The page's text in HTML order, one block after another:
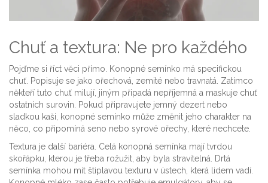
Chuť a textura: Ne pro každého
Pojďme si říct věci přímo. Konopné semínko má specifickou
chuť. Popisuje se jako ořechová, zemité nebo travnatá. Zatímco
někteří tuto chuť milují, jiným připadá nepříjemná a maskuje chuť
ostatních surovin. Pokud připravujete jemný dezert nebo
sladkou kaši, konopné semínko může změnit jeho charakter na
něco, co připomíná seno nebo syrové ořechy, které nechcete.
Textura je další bariéra. Celá konopná semínka mají tvrdou
skořápku, kterou je třeba rožužit, aby byla stravitelná. Drtá
semínka mohou mít štiplavou texturu v ústech, která lidem vadí.